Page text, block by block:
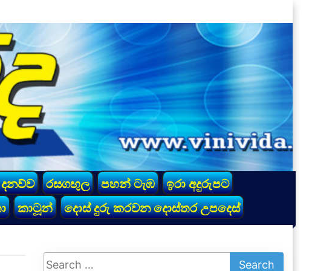
රසගඟුල පහන් ටැඹ
ඉරා අදුරුපට
කාටූන් දොස් දුරු කරවන දොස්තර උපදෙස්